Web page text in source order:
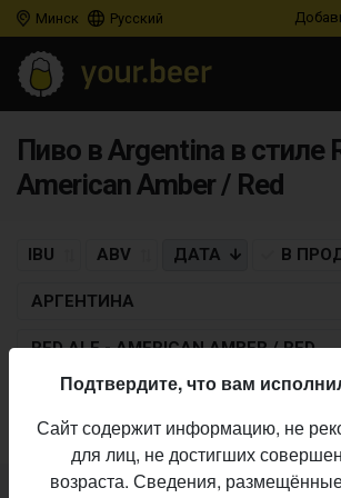
Минск Русский
Пиво в Argentina в стиле
American Amber / Red
IBU ABV ДАТА В
АРГЕНТИНА
RED ALE - AMERICAN AMBER / RED
Пиво по заданным критериям не
Подтвердите, что вам
Сайт содержит информацию, не
для лиц, не достигших
возраста. Сведения,